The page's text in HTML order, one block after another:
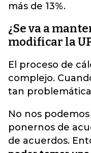
más de 13%.
¿Se va a
modificar la
El proceso de
complejo.
tan
No nos
ponernos de
de acuerdos.